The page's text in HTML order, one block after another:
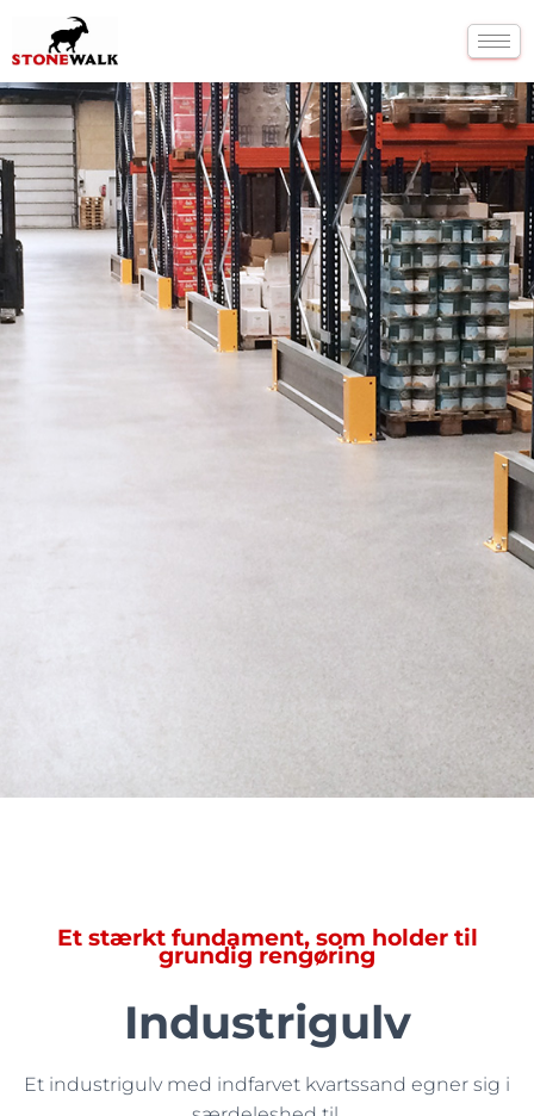
Et stærkt fundament, som holder til
grundig rengøring
Industrigulv
Et industrigulv med indfarvet kvartssand egner sig i